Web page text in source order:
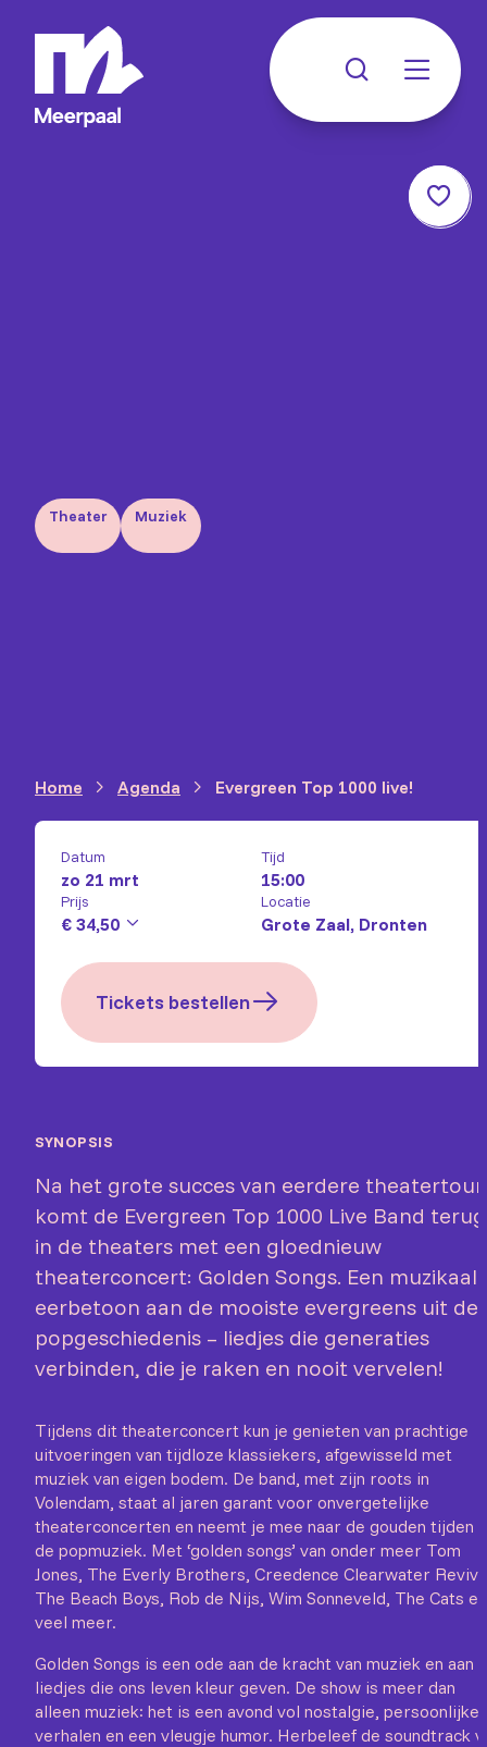
Theater Muziek
Home Agenda Evergreen Top 1000 live!
Datum
zo 21 mrt
Tijd
15:00
Prijs
€ 34,50
Locatie
Grote Zaal, Dronten
Tickets bestellen
SYNOPSIS
Na het grote succes van eerdere
komt de Evergreen Top 1000 Live Band terug
in de theaters met een gloednieuw
theaterconcert: Golden Songs. Een muzikaal
eerbetoon aan de mooiste evergreens uit de
popgeschiedenis – liedjes die generaties
verbinden, die je raken en nooit vervelen!
Tijdens dit theaterconcert kun je genieten van prachtige
uitvoeringen van tijdloze klassiekers, afgewisseld met
muziek van eigen bodem. De band, met zijn roots in
Volendam, staat al jaren garant voor onvergetelijke
theaterconcerten en neemt je mee naar de gouden tijden
de popmuziek. Met ‘golden songs’ van onder meer Tom
Jones, The Everly Brothers, Creedence Clearwater
The Beach Boys, Rob de Nijs, Wim Sonneveld, The Cats en
veel meer.
Golden Songs is een ode aan de kracht van muziek en aan
liedjes die ons leven kleur geven. De show is meer dan
alleen muziek: het is een avond vol nostalgie, persoonlijke
verhalen en een vleugje humor. Herbeleef de soundtrack